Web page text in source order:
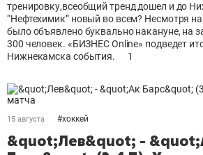
тренировку,всеобщий тренд дошел и до
“Нефтехимик” новый во всем? Несмотря
было объявлено буквально накануне, на
300 человек. «БИЗНЕС Online» подведет
Нижнекамска события.
1
15 августа #хоккей
&quot;Лев&quot; -